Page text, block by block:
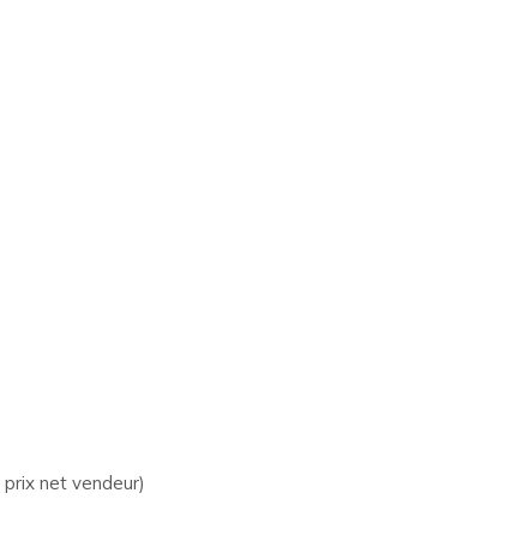
net vendeur)